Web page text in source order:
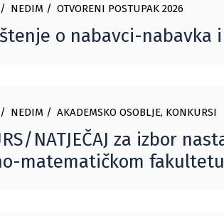
NEDIM OTVORENI POSTUPAK 2026
o nabavci-nabavka
NEDIM AKADEMSKO OSOBLJE, KONKURSI
NATJEČAJ za izbor
matematičkom fakultetu